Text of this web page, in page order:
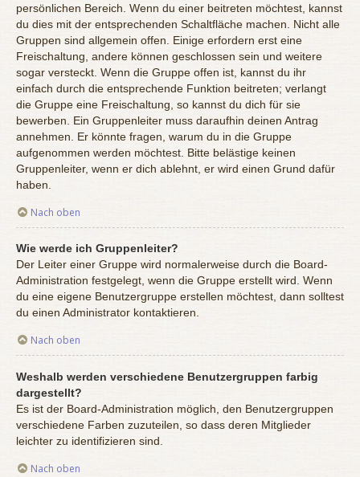
persönlichen Bereich. Wenn du einer beitreten möchtest, kannst
du dies mit der entsprechenden Schaltfläche machen. Nicht alle
Gruppen sind allgemein offen. Einige erfordern erst eine
Freischaltung, andere können geschlossen sein und weitere
sogar versteckt. Wenn die Gruppe offen ist, kannst du ihr
einfach durch die entsprechende Funktion beitreten; verlangt
die Gruppe eine Freischaltung, so kannst du dich für sie
bewerben. Ein Gruppenleiter muss daraufhin deinen Antrag
annehmen. Er könnte fragen, warum du in die Gruppe
aufgenommen werden möchtest. Bitte belästige keinen
Gruppenleiter, wenn er dich ablehnt, er wird einen Grund dafür
haben.
Nach oben
Wie werde ich Gruppenleiter?
Der Leiter einer Gruppe wird normalerweise durch die Board-
Administration festgelegt, wenn die Gruppe erstellt wird. Wenn
du eine eigene Benutzergruppe erstellen möchtest, dann solltest
du einen Administrator kontaktieren.
Nach oben
Weshalb werden verschiedene Benutzergruppen farbig
dargestellt?
Es ist der Board-Administration möglich, den Benutzergruppen
verschiedene Farben zuzuteilen, so dass deren Mitglieder
leichter zu identifizieren sind.
Nach oben